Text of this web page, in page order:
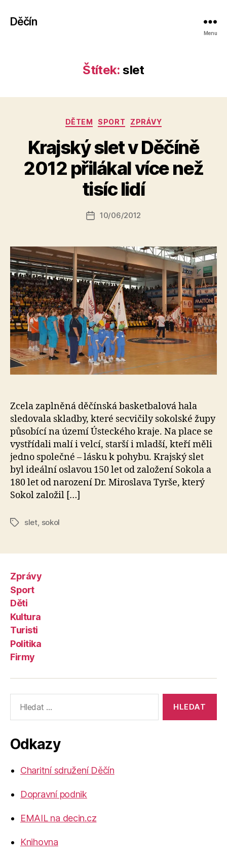
Děčín
Menu
Štítek: slet
Rubriky
DĚTEM SPORT ZPRÁVY
Krajský slet v Děčíně
2012 přilákal více než
tisíc lidí
Autor
příspěvku
A
u
t
r:
r
d
t
o
r
Datum
10/06/2012
Zcela zaplněná děčínská basketbalová hala
sledovala skladby, které secvičily sokolské župy
působící na území Ústeckého kraje. Na place se
vystřídali malí i velcí, starší i mladší, kteří měli
jedno společné – lásku k pohybu. Krajský slet
byl ideální oslavou 150 let od založení Sokola a
180 let od narození Dr. Miroslava Tyrše, který
Sokol založil […]
Štítkyslet sokol
Zprávy
Sport
Děti
Kultura
Turisti
Politika
Firmy
vyhledávání:
Odkazy
Charitní sdružení Děčín
Dopravní podnik
EMAIL na decin.cz
Knihovna